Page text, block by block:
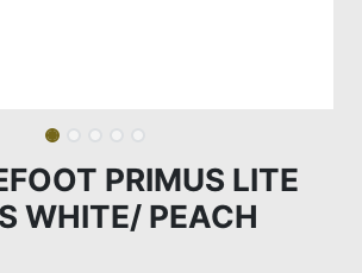
PRIMUS LITE
WHITE/ PEACH